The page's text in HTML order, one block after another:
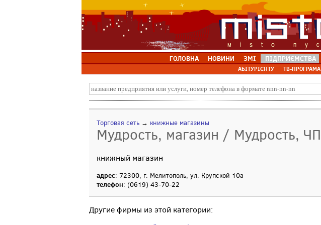
ГОЛОВНА НОВИНИ ЗМІ ПІДПРИЄМСТВА
АБІТУРІЄНТУ ТВ-ПРОГРАМА
Торговая сеть → книжные магазины
Мудрость, магазин / Мудрость, ЧП
книжный магазин
адрес: 72300, г. Мелитополь, ул. Крупской 10а
телефон: (0619) 43-70-22
Другие фирмы из этой категории: